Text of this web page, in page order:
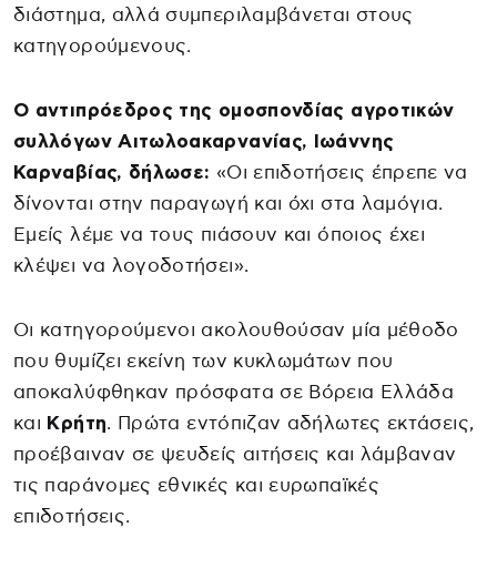
διάστημα, αλλά συμπεριλαμβάνεται στους
κατηγορούμενους.
Ο αντιπρόεδρος της ομοσπονδίας αγροτικών
συλλόγων Αιτωλοακαρνανίας, Ιωάννης
Καρναβίας, δήλωσε: «Οι επιδοτήσεις έπρεπε να
δίνονται στην παραγωγή και όχι στα λαμόγια.
Εμείς λέμε να τους πιάσουν και όποιος έχει
κλέψει να λογοδοτήσει».
Οι κατηγορούμενοι ακολουθούσαν μία μέθοδο
που θυμίζει εκείνη των κυκλωμάτων που
αποκαλύφθηκαν πρόσφατα σε Βόρεια Ελλάδα
και Κρήτη. Πρώτα εντόπιζαν αδήλωτες εκτάσεις,
προέβαιναν σε ψευδείς αιτήσεις και λάμβαναν
τις παράνομες εθνικές και ευρωπαϊκές
επιδοτήσεις.